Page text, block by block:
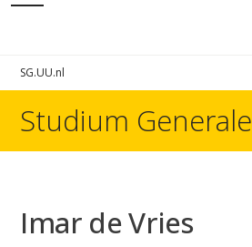
SG.UU.nl
Studium Generale
Imar de Vries